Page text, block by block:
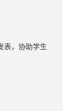
表，协助学生